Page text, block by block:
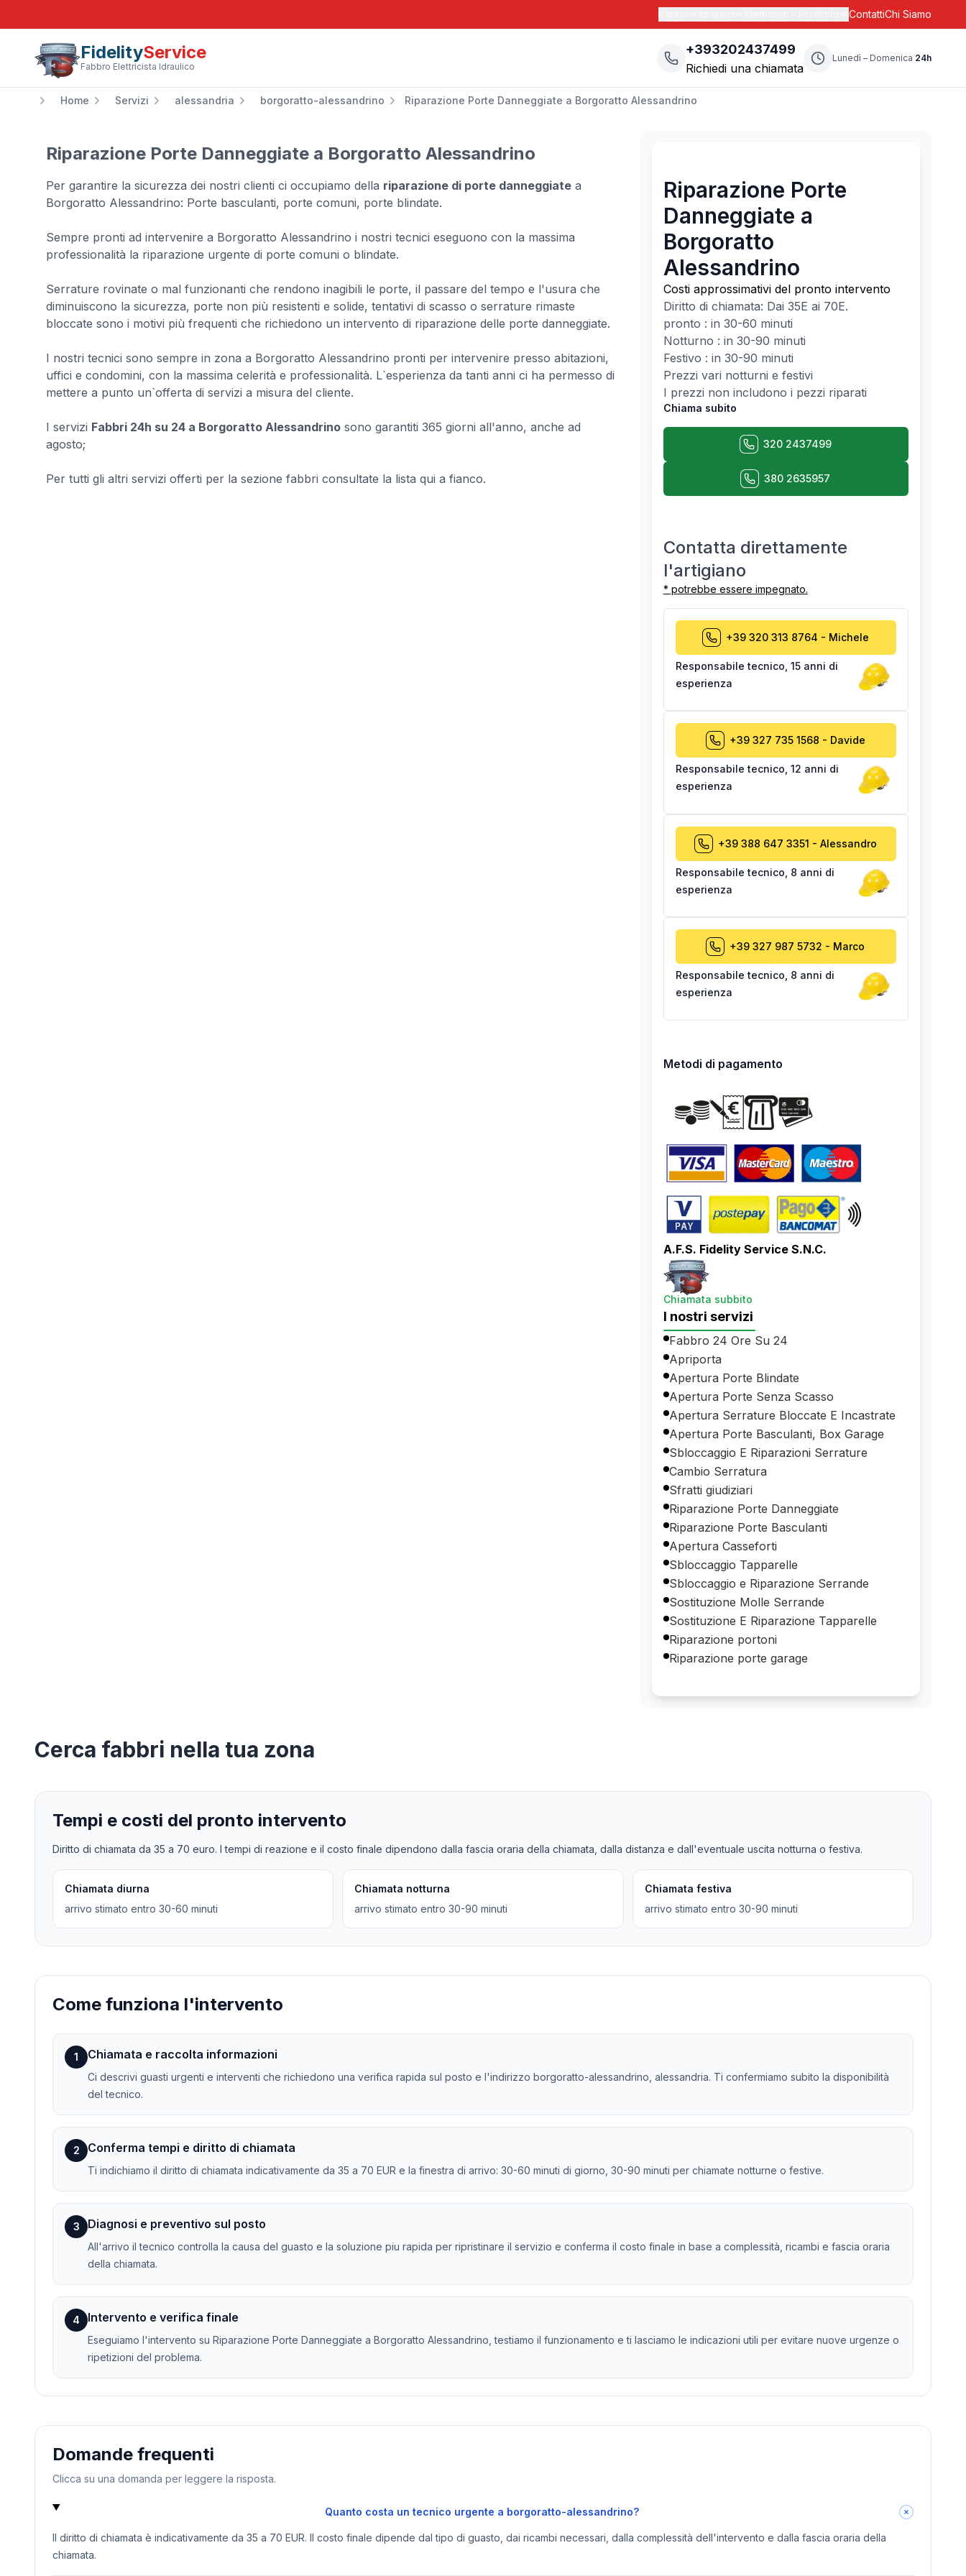
ContattiChi Siamo
FidelityService
Fabbro Elettricista Idraulico
+393202437499
Richiedi una chiamata
Lunedì – Domenica 24h
Home Servizi alessandria borgoratto-alessandrino Riparazione Porte Danneggiate a Borgoratto Alessandrino
Riparazione Porte Danneggiate a Borgoratto Alessandrino
Per garantire la sicurezza dei nostri clienti ci occupiamo della riparazione di porte danneggiate a
Borgoratto Alessandrino: Porte basculanti, porte comuni, porte blindate.
Sempre pronti ad intervenire a Borgoratto Alessandrino i nostri tecnici eseguono con la massima
professionalità la riparazione urgente di porte comuni o blindate.
Serrature rovinate o mal funzionanti che rendono inagibili le porte, il passare del tempo e l'usura che
diminuiscono la sicurezza, porte non più resistenti e solide, tentativi di scasso o serrature rimaste
bloccate sono i motivi più frequenti che richiedono un intervento di riparazione delle porte danneggiate.
I nostri tecnici sono sempre in zona a Borgoratto Alessandrino pronti per intervenire presso abitazioni,
uffici e condomini, con la massima celerità e professionalità. L`esperienza da tanti anni ci ha permesso di
mettere a punto un`offerta di servizi a misura del cliente.
I servizi Fabbri 24h su 24 a Borgoratto Alessandrino sono garantiti 365 giorni all'anno, anche ad
agosto;
Per tutti gli altri servizi offerti per la sezione fabbri consultate la lista qui a fianco.
Riparazione Porte
Danneggiate a
Borgoratto
Alessandrino
Costi approssimativi del pronto intervento
Diritto di chiamata: Dai 35E ai 70E.
pronto : in 30-60 minuti
Notturno : in 30-90 minuti
Festivo : in 30-90 minuti
Prezzi vari notturni e festivi
I prezzi non includono i pezzi riparati
Chiama subito
320 2437499
380 2635957
Contatta direttamente
l'artigiano
* potrebbe essere impegnato.
+39 320 313 8764 - Michele
Responsabile tecnico 15 anni di
esperienza
+39 327 735 1568 - Davide
Responsabile tecnico 12 anni di
esperienza
+39 388 647 3351 - Alessandro
Responsabile tecnico 8 anni di
esperienza
+39 327 987 5732 - Marco
Responsabile tecnico 8 anni di
esperienza
Metodi di pagamento
A.F.S. Fidelity Service S.N.C.
Chiamata subbito
I nostri servizi
Fabbro 24 Ore Su 24
Apriporta
Apertura Porte Blindate
Apertura Porte Senza Scasso
Apertura Serrature Bloccate E Incastrate
Apertura Porte Basculanti, Box Garage
Sbloccaggio E Riparazioni Serrature
Cambio Serratura
Sfratti giudiziari
Riparazione Porte Danneggiate
Riparazione Porte Basculanti
Apertura Casseforti
Sbloccaggio Tapparelle
Sbloccaggio e Riparazione Serrande
Sostituzione Molle Serrande
Sostituzione E Riparazione Tapparelle
Riparazione portoni
Riparazione porte garage
Cerca fabbri nella tua zona
Tempi e costi del pronto intervento
Diritto di chiamata da 35 a 70 euro. I tempi di reazione e il costo finale dipendono dalla fascia oraria della chiamata, dalla distanza e dall'eventuale uscita notturna o festiva.
Chiamata diurna
arrivo stimato entro 30-60 minuti
Chiamata notturna
arrivo stimato entro 30-90 minuti
Chiamata festiva
arrivo stimato entro 30-90 minuti
Come funziona l'intervento
1 Chiamata e raccolta informazioni
Ci descrivi guasti urgenti e interventi che richiedono una verifica rapida sul posto e l'indirizzo borgoratto-alessandrino, alessandria. Ti confermiamo subito la disponibilità
del tecnico.
2 Conferma tempi e diritto di chiamata
Ti indichiamo il diritto di chiamata indicativamente da 35 a 70 EUR e la finestra di arrivo: 30-60 minuti di giorno, 30-90 minuti per chiamate notturne o festive.
3 Diagnosi e preventivo sul posto
All'arrivo il tecnico controlla la causa del guasto e la soluzione piu rapida per ripristinare il servizio e conferma il costo finale in base a complessità, ricambi e fascia oraria
della chiamata.
4 Intervento e verifica finale
Eseguiamo l'intervento su Riparazione Porte Danneggiate a Borgoratto Alessandrino, testiamo il funzionamento e ti lasciamo le indicazioni utili per evitare nuove urgenze o
ripetizioni del problema.
Domande frequenti
Clicca su una domanda per leggere la risposta.
Quanto costa un tecnico urgente a borgoratto-alessandrino?
Il diritto di chiamata è indicativamente da 35 a 70 EUR. Il costo finale dipende dal tipo di guasto, dai ricambi necessari, dalla complessità dell'intervento e dalla fascia oraria della
chiamata.